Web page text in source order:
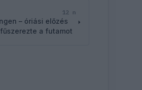
12 n
– óriási előzés
a futamot